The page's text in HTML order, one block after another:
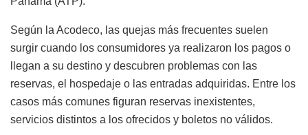
Según la Acodeco, las quejas más frecuentes suelen
surgir cuando los consumidores ya realizaron los pagos o
llegan a su destino y descubren problemas con las
reservas, el hospedaje o las entradas adquiridas. Entre los
casos más comunes figuran reservas inexistentes,
servicios distintos a los ofrecidos y boletos no válidos.